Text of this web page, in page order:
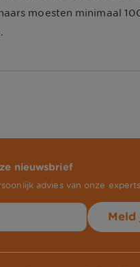
moesten minimaal
nieuwsbrief
advies van onze
Meld